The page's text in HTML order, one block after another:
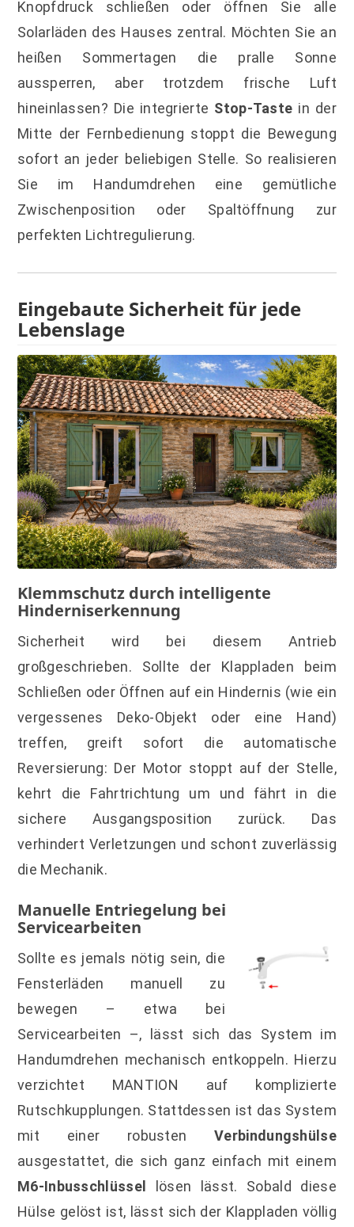
Knopfdruck schließen oder öffnen Sie alle
Solarläden des Hauses zentral. Möchten Sie an
heißen Sommertagen die pralle Sonne
aussperren, aber trotzdem frische Luft
hineinlassen? Die integrierte Stop-Taste in der
Mitte der Fernbedienung stoppt die Bewegung
sofort an jeder beliebigen Stelle. So realisieren
Sie im Handumdrehen eine gemütliche
Zwischenposition oder Spaltöffnung zur
perfekten Lichtregulierung.
Eingebaute Sicherheit für jede
Lebenslage
Klemmschutz durch intelligente
Hinderniserkennung
Sicherheit wird bei diesem Antrieb
großgeschrieben. Sollte der Klappladen beim
Schließen oder Öffnen auf ein Hindernis (wie ein
vergessenes Deko-Objekt oder eine Hand)
treffen, greift sofort die automatische
Reversierung: Der Motor stoppt auf der Stelle,
kehrt die Fahrtrichtung um und fährt in die
sichere Ausgangsposition zurück. Das
verhindert Verletzungen und schont zuverlässig
die Mechanik.
Manuelle Entriegelung bei
Servicearbeiten
Sollte es jemals nötig sein, die
Fensterläden manuell zu
bewegen – etwa bei
Servicearbeiten –, lässt sich das System im
Handumdrehen mechanisch entkoppeln. Hierzu
verzichtet MANTION auf komplizierte
Rutschkupplungen. Stattdessen ist das System
mit einer robustenVerbindungshülse
ausgestattet, die sich ganz einfach mit einem
M6-Inbusschlüssel lösen lässt. Sobald diese
Hülse gelöst ist, lässt sich der Klappladen völlig